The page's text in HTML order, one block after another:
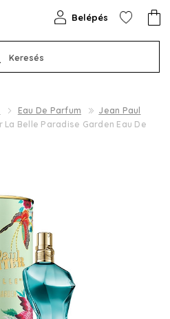
Keresés
Belépés
Eau De Parfum
Jean Paul
La Belle Paradise Garden Eau De